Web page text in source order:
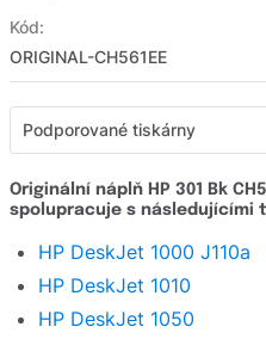
Kód:
ORIGINAL-CH561EE
Podporované tiskárny
Detailní popis
Hodnocení produktu
Hodnocení e-shopu
Originální náplň HP 301 Bk
spolupracuje s následujícími
HP DeskJet 1000 J110a
HP DeskJet 1010
HP DeskJet 1050